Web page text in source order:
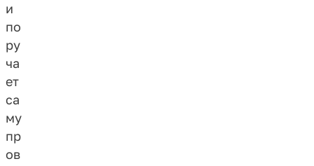
и
по
ру
ча
ет
са
му
пр
ов